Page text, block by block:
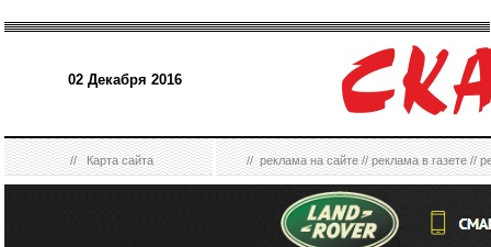
02 Декабря 2016
//Карта сайта //реклама на сайте//реклама в газете//